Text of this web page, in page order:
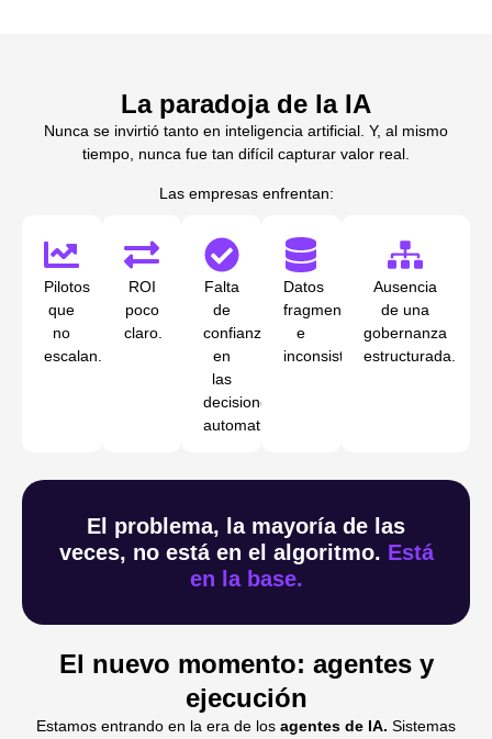
La paradoja de la IA
Nunca se invirtió tanto en inteligencia artificial. Y, al mismo
tiempo, nunca fue tan difícil capturar valor real.
Las empresas enfrentan:
Pilotos
que
no
escalan.
ROI
poco
claro.
Falta
de
confianza
en
las
decisiones
automatizadas.
Datos
fragmentados
e
inconsistentes.
Ausencia
de una
gobernanza
estructurada.
El problema, la mayoría de las
veces, no está en el algoritmo. Está
en la base.
El nuevo momento: agentes y
ejecución
Estamos entrando en la era de los agentes de IA. Sistemas